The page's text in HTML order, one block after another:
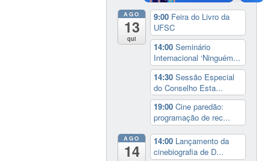
AGO
13
qui
9:00 Feira do Livro da
UFSC
14:00Seminário
Internacional ‘Ninguém...
14:30Sessão Especial
do Conselho Esta...
19:00Cine paredão:
programação de rec...
AGO
14
14:00 Lançamento da
cinebiografia de D...